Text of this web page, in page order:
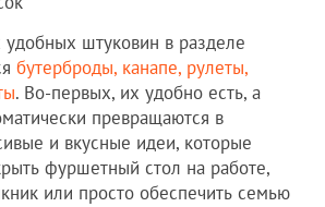
штуковин в разделе
бутерброды, канапе, рулеты,
. Во-первых, их удобно есть, а
превращаются в
и вкусные идеи, которые
фуршетный стол на работе,
или просто обеспечить семью